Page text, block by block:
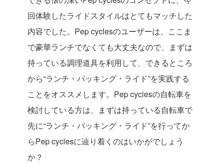
回体験したライドスタイルはとてもマッチした
内容でした。Pep cyclesのユーザーは、ここま
で豪華ランチでなくても大丈夫なので、まずは
持っている調理道具を利用して、できるところ
から“ランチ・パッキング・ライド”を実践する
ことをオススメします。Pep cyclesの自転車を
検討している方は、まずは持っている自転車で
先に“ランチ・パッキング・ライド”を行ってか
らPep cyclesに辿り着くのはいかがでしょう
か？